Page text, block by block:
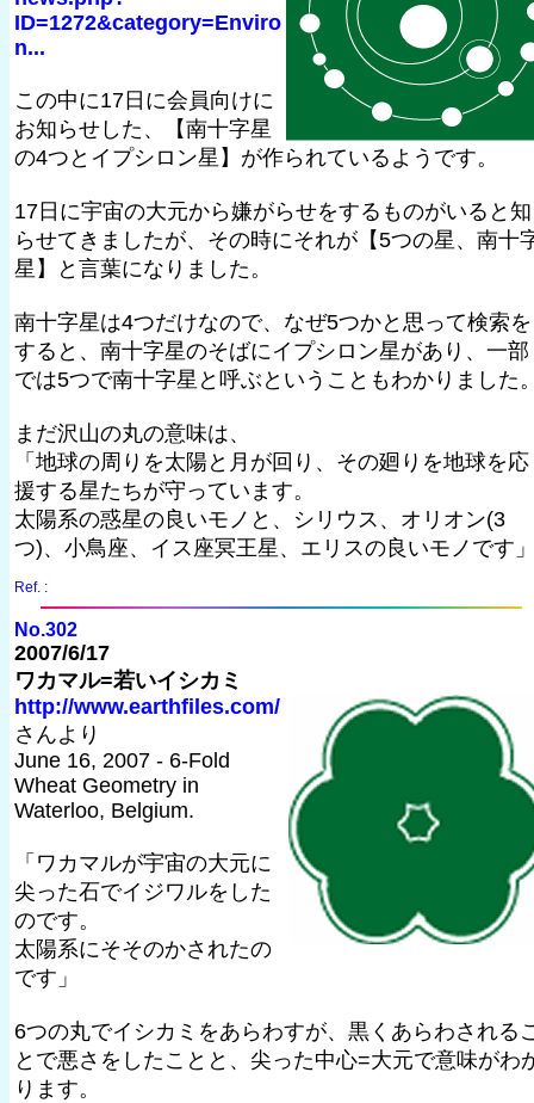
ID=1272&category=Enviro
n...
この中に17日に会員向けに
お知らせした、【南十字星
の4つとイプシロン星】が作られているようです。
17日に宇宙の大元から嫌がらせをするものがいると知
らせてきましたが、その時にそれが【5つの星、南十
星】と言葉になりました。
南十字星は4つだけなので、なぜ5つかと思って検索を
すると、南十字星のそばにイプシロン星があり、一部
では5つで南十字星と呼ぶということもわかりました
まだ沢山の丸の意味は、
「地球の周りを太陽と月が回り、その廻りを地球を応
援する星たちが守っています。
太陽系の惑星の良いモノと、シリウス、オリオン(3
つ)、小鳥座、イス座冥王星、エリスの良いモノです
Ref. :
No.302
2007/6/17
ワカマル=若いイシカミ
http://www.earthfiles.com/
さんより
June 16, 2007 - 6-Fold
Wheat Geometry in
Waterloo, Belgium.
「ワカマルが宇宙の大元に
尖った石でイジワルをした
のです。
太陽系にそそのかされたの
です」
6つの丸でイシカミをあらわすが、黒くあらわされる
とで悪さをしたことと、尖った中心=大元で意味がわ
ります。